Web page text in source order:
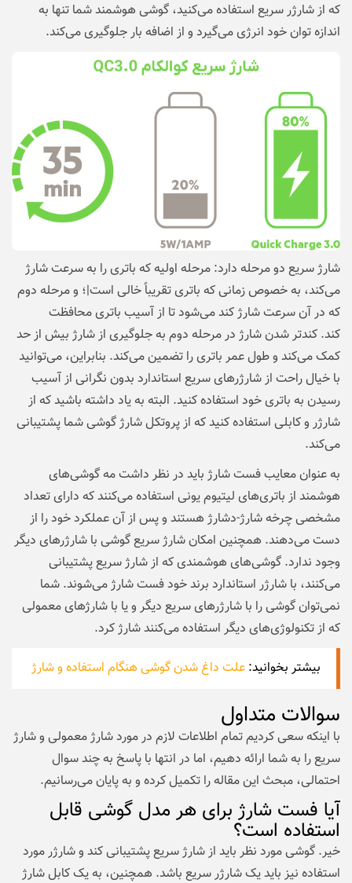
که از شارژر سریع استفاده می‌کنید، گوشی هوشمند شما تنها به
اندازه توان خود انرژی می‌گیرد و از اضافه بار جلوگیری می‌کند.
شارژ سریع دو مرحله دارد: مرحله اولیه که باتری را به سرعت شارژ
می‌کند، به خصوص زمانی که باتری تقریباً خالی است|؛ و مرحله دوم
که در آن سرعت شارژ کند می‌شود تا از آسیب باتری محافظت
کند. کندتر شدن شارژ در مرحله دوم به جلوگیری از شارژ بیش از حد
کمک می‌کند و طول عمر باتری را تضمین می‌کند. بنابراین، می‌توانید
با خیال راحت از شارژرهای سریع استاندارد بدون نگرانی از آسیب
رسیدن به باتری خود استفاده کنید. البته به یاد داشته باشید که از
شارژر و کابلی استفاده کنید که از پروتکل شارژ گوشی شما پشتیبانی
می‌کند.
به عنوان معایب فست شارژ باید در نظر داشت مه گوشی‌های
هوشمند از باتری‌های لیتیوم یونی استفاده می‌کنند که دارای تعداد
مشخصی چرخه شارژ-دشارژ هستند و پس از آن عملکرد خود را از
دست می‌دهند. همچنین امکان شارژ سریع گوشی با شارژرهای دیگر
وجود ندارد. گوشی‌های هوشمندی که از شارژ سریع پشتیبانی
می‌کنند، با شارژر استاندارد برند خود فست شارژ می‌شوند. شما
نمی‌توان گوشی را با شارژرهای سریع دیگر و یا با شارژهای معمولی
که از تکنولوژی‌های دیگر استفاده می‌کنند شارژ کرد.
بیشتر بخوانید: علت داغ شدن گوشی هنگام استفاده و شارژ
سوالات متداول
با اینکه سعی کردیم تمام اطلاعات لازم در مورد شارژ معمولی و شارژ
سریع را به شما ارائه دهیم، اما در انتها با پاسخ به چند سوال
احتمالی، مبحث این مقاله را تکمیل کرده و به پایان می‌رسانیم.
آیا فست شارژ برای هر مدل گوشی قابل
استفاده است؟
خیر. گوشی مورد نظر باید از شارژ سریع پشتیبانی کند و شارژر مورد
استفاده نیز باید یک شارژر سریع باشد. همچنین، به یک کابل شارژ